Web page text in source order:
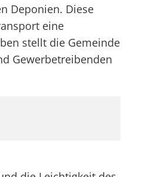
Deponien. Diese
eine
stellt die Gemeinde
Gewerbetreibenden